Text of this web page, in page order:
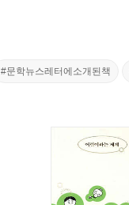
#문학뉴스레터에소개된책